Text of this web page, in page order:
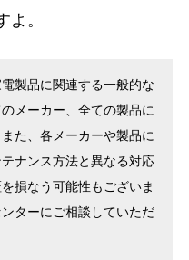
。
製品に関連する一般的な
メーカー、全ての製品に
た、各メーカーや製品に
ナンス方法と異なる対応
損なう可能性もございま
ターにご相談していただ